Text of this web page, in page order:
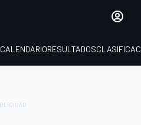
CALENDARIORESULTADOS